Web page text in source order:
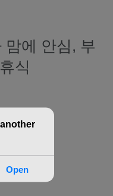
맘에 안심, 부
식